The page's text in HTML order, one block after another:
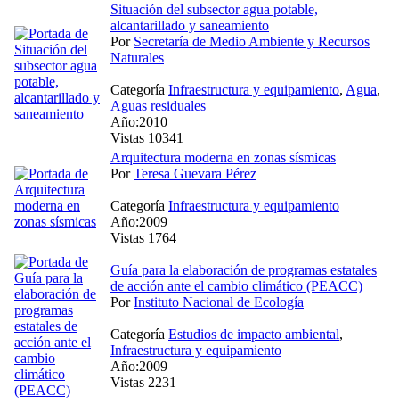
Situación del subsector agua potable,
alcantarillado y saneamiento
Por Secretaría de Medio Ambiente y Recursos
Naturales
Categoría Infraestructura y equipamiento, Agua,
Aguas residuales
Año:2010
Vistas 10341
Arquitectura moderna en zonas sísmicas
PorTeresa Guevara Pérez
Categoría Infraestructura y equipamiento
Año:2009
Vistas 1764
Guía para la elaboración de programas estatales
de acción ante el cambio climático (PEACC)
PorInstituto Nacional de Ecología
Categoría Estudios de impacto ambiental,
Infraestructura y equipamiento
Año:2009
Vistas 2231